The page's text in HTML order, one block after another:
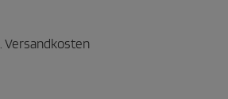
Versandkosten